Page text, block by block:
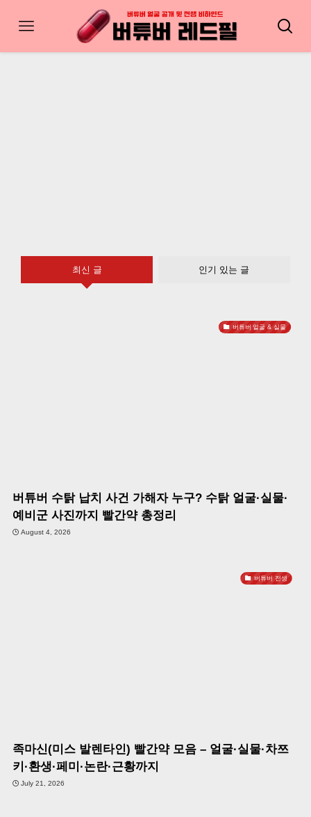
최신 글 인기 있는 글
버튜버 얼굴 & 실물
버튜버 수탉 납치 사건 가해자 누구? 수탉 얼굴·실물·
예비군 사진까지 빨간약 총정리
August 4, 2026
버튜버 전생
족마신(미스 발렌타인) 빨간약 모음 – 얼굴·실물·차쯔
키·환생·페미·논란·근황까지
July 21, 2026